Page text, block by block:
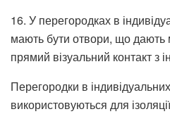
16. У перегородках в
мають бути отвори, що дають
прямий візуальний контакт з
Перегородки в
використовуються для